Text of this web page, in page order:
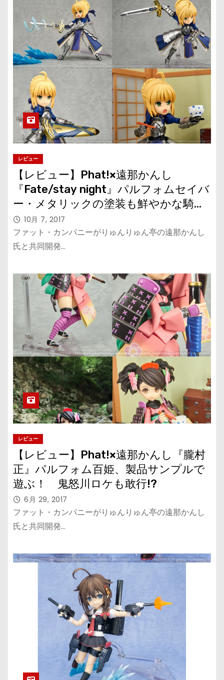
レビュー
【レビュー】Phat!×遠那かんし
『Fate/stay night』パルフォムセイバ
ー・メタリックの塗装も鮮やかな騎士
王の可動フィギュア
10月 7, 2017
ファット・カンパニーがりゅんりゅん亭の遠那かんし
氏と共同開発…
レビュー
【レビュー】Phat!×遠那かんし『朧村
正』パルフォム百姫、製品サンプルで
遊ぶ！ 鬼怒川ロケも敢行!?
6月 29, 2017
ファット・カンパニーがりゅんりゅん亭の遠那かんし
氏と共同開発…